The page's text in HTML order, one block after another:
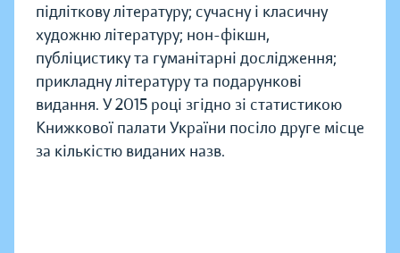
підліткову літературу; сучасну і класичну
художню літературу; нон-фікшн,
публіцистику та гуманітарні дослідження;
прикладну літературу та подарункові
видання. У 2015 році згідно зі статистикою
Книжкової палати України посіло друге місце
за кількістю виданих назв.